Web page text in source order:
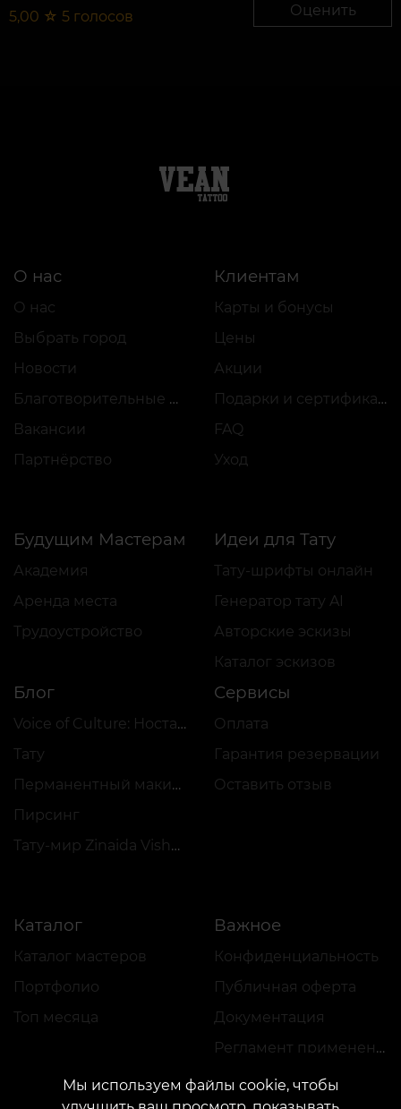
5,00 ☆ 5 голосов Оценить
О нас
О нас
Выбрать город
Новости
Благотворительные проекты
Вакансии
Партнёрство
Клиентам
Карты и бонусы
Цены
Акции
Подарки и сертификаты
FAQ
Уход
Будущим Мастерам
Академия
Аренда места
Трудоустройство
Идеи для Тату
Тату-шрифты онлайн
Генератор тату AI
Авторские эскизы
Каталог эскизов
Блог
Voice of Culture: Ностальгия по 2000-м
Тату
Перманентный макияж
Пирсинг
Тату-мир Zinaida Vishenka
Сервисы
Оплата
Гарантия резервации
Оставить отзыв
Каталог
Каталог мастеров
Портфолио
Топ месяца
Важное
Конфиденциальность
Публичная оферта
Документация
Регламент применения акций
Мы используем файлы cookie, чтобы